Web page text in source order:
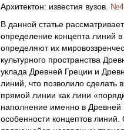
Архитектон: известия вузов. №4
В данной статье
определение концепта линий
определяют их
культурного пространства
уклада Древней Греции и
линий, что позволило сделать
прямой линии как лини
наполнение именно в Древней
особенности концептов